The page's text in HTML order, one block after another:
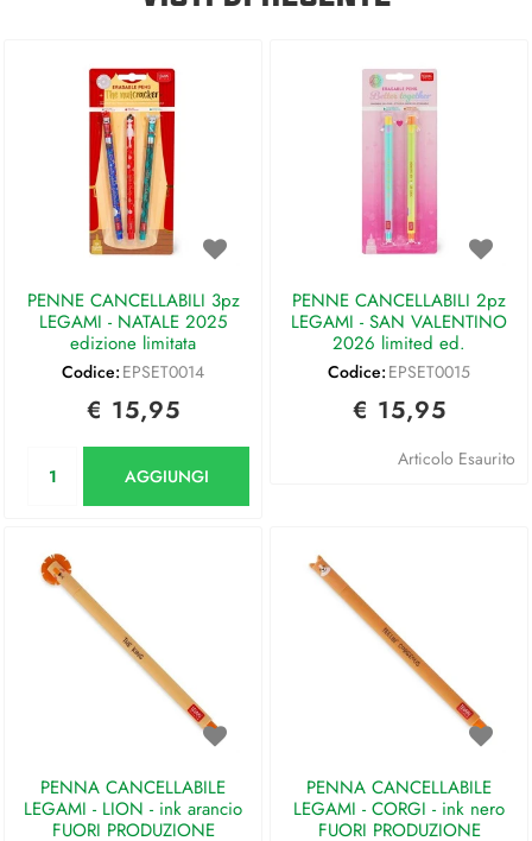
PENNE CANCELLABILI 3pz
LEGAMI - NATALE 2025
edizione limitata
Codice: EPSET0014
€ 15,95
AGGIUNGI
PENNE CANCELLABILI 2pz
LEGAMI - SAN VALENTINO
2026 limited ed.
Codice: EPSET0015
€ 15,95
Articolo Esaurito
PENNA CANCELLABILE
LEGAMI - LION - ink arancio
FUORI PRODUZIONE
PENNA CANCELLABILE
LEGAMI - CORGI - ink nero
FUORI PRODUZIONE